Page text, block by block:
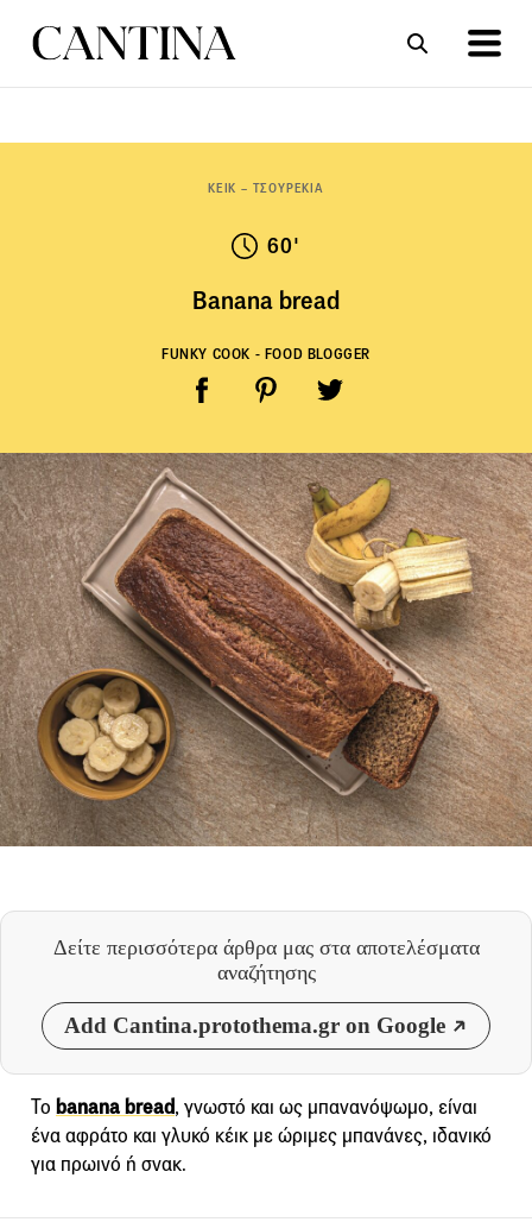
ΚΕΙΚ – ΤΣΟΥΡΕΚΙΑ
60'
Banana bread
FUNKY COOK - FOOD BLOGGER
Δείτε περισσότερα άρθρα μας στα αποτελέσματα
αναζήτησης
Add Cantina.protothema.gr on Google
Το banana bread, γνωστό και ως μπανανόψωμο, είναι
ένα αφράτο και γλυκό κέικ με ώριμες μπανάνες, ιδανικό
για πρωινό ή σνακ.